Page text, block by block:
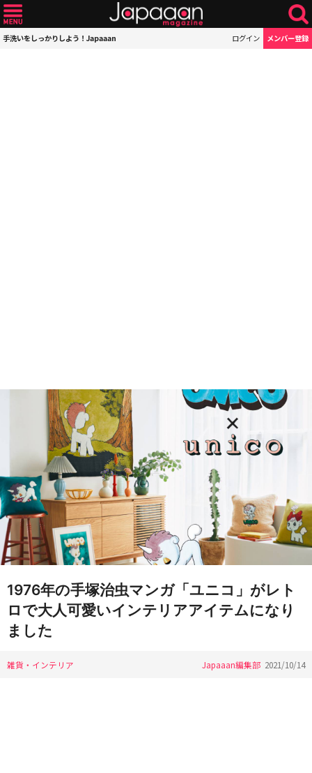
手洗いをしっかりしよう！Japaaan ログイン メンバー登録
1976年の手塚治虫マンガ「ユニコ」がレト
ロで大人可愛いインテリアアイテムになり
ました
雑貨・インテリア Japaaan編集部 2021/10/14